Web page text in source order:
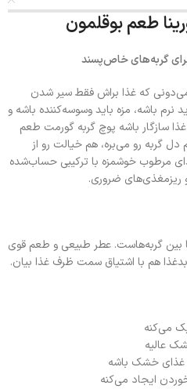
طعم بوقلمون
گربه‌های خاص‌پسند
که غذا براش فقط سیر شدن
باشه، مزه باید وسوسه‌کننده باشه و
سازگار باشه پوچ گربه گورمت طعم
گربه رو می‌بره، هم خیالت رو از
مرطوب خوشمزه با ترکیبی حساب‌شده
و ریزمغذی‌های ضروری.
بین گربه‌هاست. عطر طبیعی و طعم قوی
هم با اشتیاق سمت ظرف غذا بیان.
می‌کنه
عالیه
غذای خشک باشه
ایجاد می‌کنه